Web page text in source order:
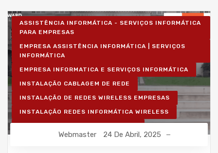
ASSISTÊNCIA INFORMÁTICA - SERVIÇOS INFORMÁTICA
PARA EMPRESAS
EMPRESA ASSISTÊNCIA INFORMÁTICA | SERVIÇOS
INFORMÁTICA
EMPRESA INFORMATICA E SERVIÇOS INFORMÁTICA
INSTALAÇÃO CABLAGEM DE REDE
INSTALAÇÃO DE REDES WIRELESS EMPRESAS
INSTALAÇÃO REDES INFORMÁTICA WIRELESS
Webmaster 24 De Abril, 2025